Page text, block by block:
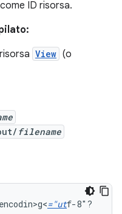
ID risorsa.
View (o
filename
encodin>g<="utf-8"?